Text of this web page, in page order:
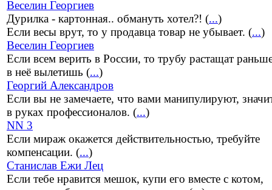
Веселин Георгиев
Дурилка - картонная.. обмануть хотел?! (...)
Если весы врут, то у продавца товар не убывает. (...)
Веселин Георгиев
Если всем верить в России, то трубу растащат
в неё вылетишь (...)
Георгий Александров
Если вы не замечаете, что вами манипулируют,
в руках профессионалов. (...)
NN 3
Если мираж окажется действительностью, требуйте
компенсации. (...)
Станислав Ежи Лец
Если тебе нравится мешок, купи его вместе с котом,